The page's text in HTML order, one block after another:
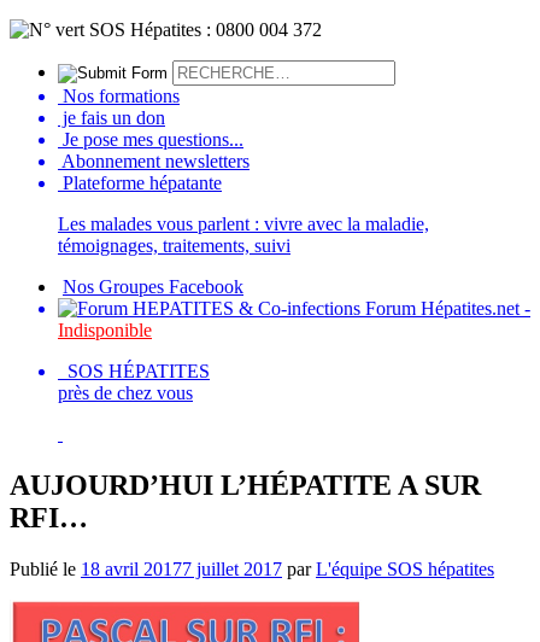
Nos formations
je fais un don
Je pose mes questions...
Abonnement newsletters
Plateforme hépatante
Les malades vous parlent : vivre avec la maladie,
témoignages, traitements, suivi
Nos Groupes Facebook
Forum Hépatites.net -
Indisponible
SOS HÉPATITES
près de chez vous
AUJOURD’HUI L’HÉPATITE A SUR
RFI…
Publié le 18 avril 20177 juillet 2017 parL'équipe SOS hépatites